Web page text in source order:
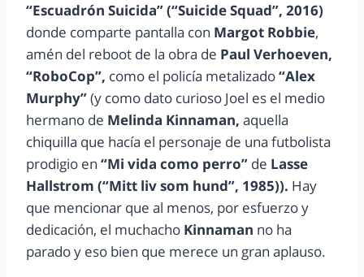
“Escuadrón Suicida” (“Suicide Squad”, 2016)
donde comparte pantalla con Margot Robbie,
amén del reboot de la obra de Paul Verhoeven,
“RoboCop”, como el policía metalizado“Alex
Murphy”(y como dato curioso Joel es el medio
hermano de Melinda Kinnaman, aquella
chiquilla que hacía el personaje de una futbolista
prodigio en “Mi vida como perro” de Lasse
Hallstrom (“Mitt liv som hund”, 1985)). Hay
que mencionar que al menos, por esfuerzo y
dedicación, el muchacho Kinnaman no ha
parado y eso bien que merece un gran aplauso.